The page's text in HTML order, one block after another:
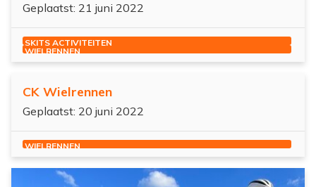
Geplaatst: 21 juni 2022
SKITS ACTIVITEITEN
WIELRENNEN
CK Wielrennen
Geplaatst: 20 juni 2022
WIELRENNEN